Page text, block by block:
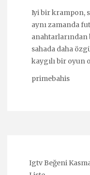
Iyi bir krampon,
aynı zamanda
sahada daha
kaygılı bir oyun
primebahis
Igtv Beğeni